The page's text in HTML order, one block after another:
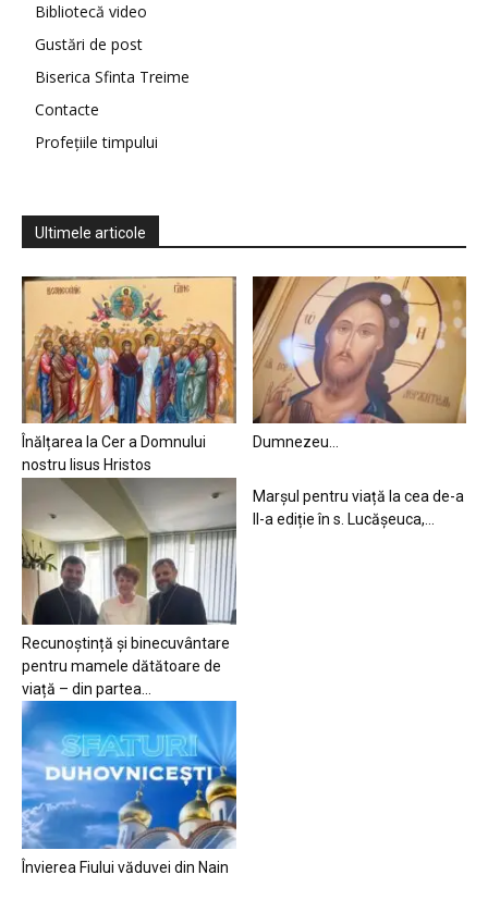
Bibliotecă video
Gustări de post
Biserica Sfinta Treime
Contacte
Profețiile timpului
Ultimele articole
Înălțarea la Cer a Domnului
nostru Iisus Hristos
Dumnezeu…
Recunoștință și binecuvântare
pentru mamele dătătoare de
viață – din partea...
Marșul pentru viață la cea de-a
II-a ediție în s. Lucășeuca,...
Învierea Fiului văduvei din Nain